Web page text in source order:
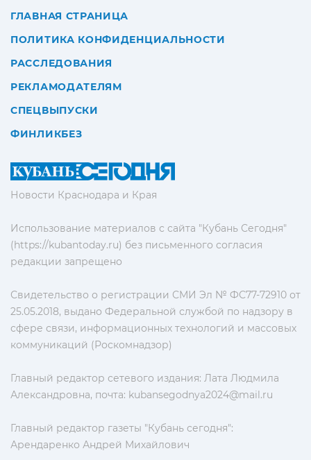
Новости Краснодара и Края
Использование материалов с сайта "Кубань Сегодня"
(https://kubantoday.ru) без письменного согласия
редакции запрещено
Свидетельство о регистрации СМИ Эл № ФС77-72910 от
25.05.2018, выдано Федеральной службой по надзору в
сфере связи, информационных технологий и массовых
коммуникаций (Роскомнадзор)
Главный редактор сетевого издания: Лата Людмила
Александровна, почта: kubansegodnya2024@mail.ru
Главный редактор газеты "Кубань сегодня":
Арендаренко Андрей Михайлович
ГЛАВНАЯ СТРАНИЦА
ПОЛИТИКА КОНФИДЕНЦИАЛЬНОСТИ
РАССЛЕДОВАНИЯ
РЕКЛАМОДАТЕЛЯМ
СПЕЦВЫПУСКИ
ФИНЛИКБЕЗ